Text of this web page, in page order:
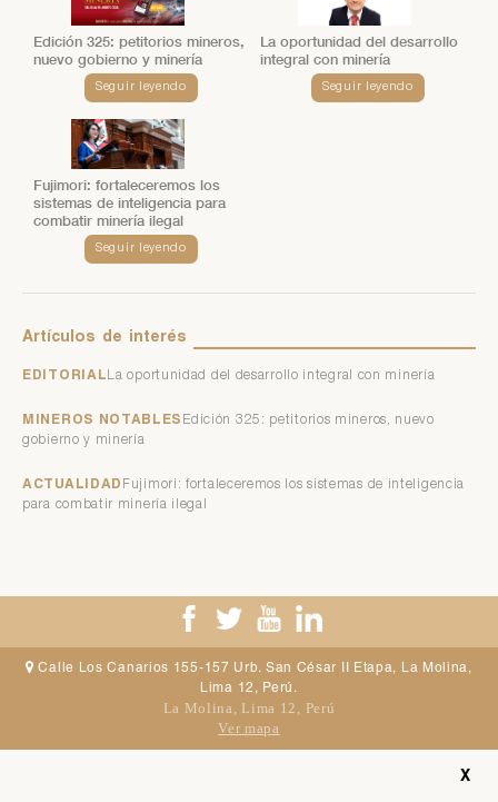
X
Edición 325: petitorios mineros,
nuevo gobierno y minería
Seguir leyendo
La oportunidad del desarrollo
integral con minería
Seguir leyendo
Fujimori: fortaleceremos los
sistemas de inteligencia para
combatir minería ilegal
Seguir leyendo
Artículos de interés
EDITORIAL La oportunidad del desarrollo integral con minería
MINEROS NOTABLES Edición 325: petitorios mineros, nuevo
gobierno y minería
ACTUALIDAD Fujimori: fortaleceremos los sistemas de inteligencia
para combatir minería ilegal
Calle Los Canarios 155-157 Urb. San César II Etapa, La Molina,
Lima 12, Perú.
La Molina, Lima 12, Perú
Ver mapa